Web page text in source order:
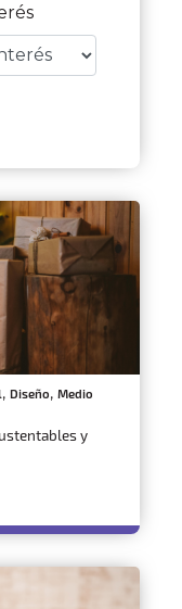
, Diseño, Medio
y